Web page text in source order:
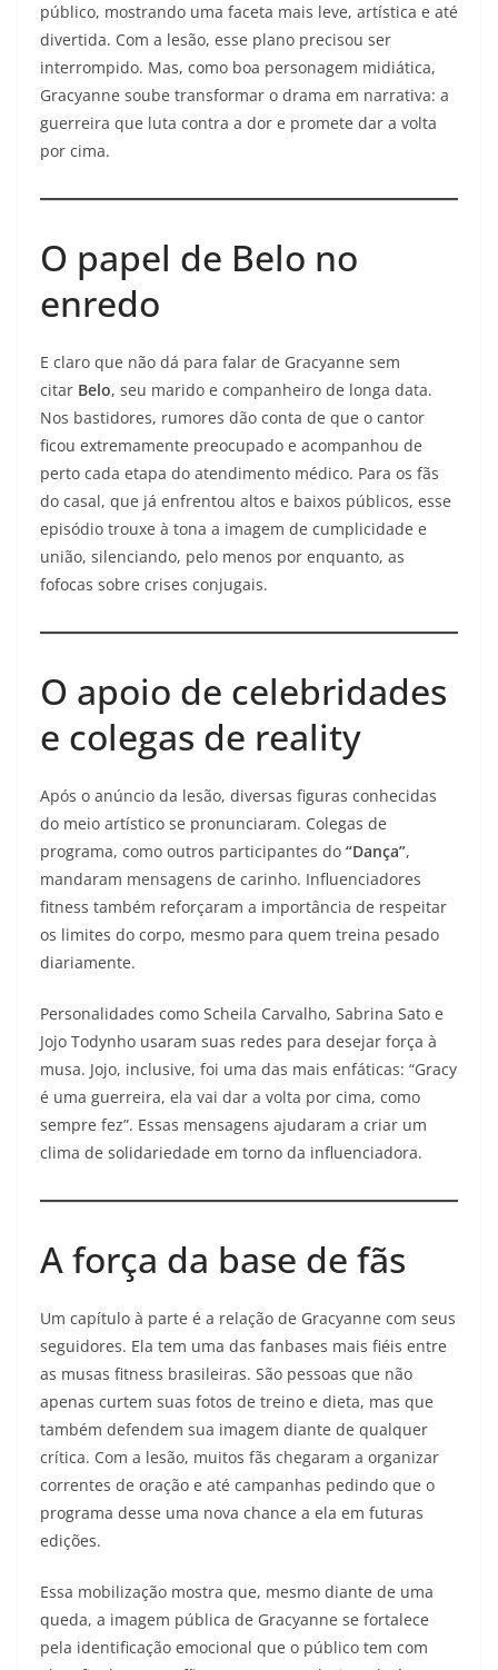
público, mostrando uma faceta mais leve, artística e até
divertida. Com a lesão, esse plano precisou ser
interrompido. Mas, como boa personagem midiática,
Gracyanne soube transformar o drama em narrativa: a
guerreira que luta contra a dor e promete dar a volta
por cima.
O papel de Belo no
enredo
E claro que não dá para falar de Gracyanne sem
citar Belo, seu marido e companheiro de longa data.
Nos bastidores, rumores dão conta de que o cantor
ficou extremamente preocupado e acompanhou de
perto cada etapa do atendimento médico. Para os fãs
do casal, que já enfrentou altos e baixos públicos, esse
episódio trouxe à tona a imagem de cumplicidade e
união, silenciando, pelo menos por enquanto, as
fofocas sobre crises conjugais.
O apoio de celebridades
e colegas de reality
Após o anúncio da lesão, diversas figuras conhecidas
do meio artístico se pronunciaram. Colegas de
programa, como outros participantes do “Dança”,
mandaram mensagens de carinho. Influenciadores
fitness também reforçaram a importância de respeitar
os limites do corpo, mesmo para quem treina pesado
diariamente.
Personalidades como Scheila Carvalho, Sabrina Sato e
Jojo Todynho usaram suas redes para desejar força à
musa. Jojo, inclusive, foi uma das mais enfáticas: “Gracy
é uma guerreira, ela vai dar a volta por cima, como
sempre fez”. Essas mensagens ajudaram a criar um
clima de solidariedade em torno da influenciadora.
A força da base de fãs
Um capítulo à parte é a relação de Gracyanne com seus
seguidores. Ela tem uma das fanbases mais fiéis entre
as musas fitness brasileiras. São pessoas que não
apenas curtem suas fotos de treino e dieta, mas que
também defendem sua imagem diante de qualquer
crítica. Com a lesão, muitos fãs chegaram a organizar
correntes de oração e até campanhas pedindo que o
programa desse uma nova chance a ela em futuras
edições.
Essa mobilização mostra que, mesmo diante de uma
queda, a imagem pública de Gracyanne se fortalece
pela identificação emocional que o público tem com